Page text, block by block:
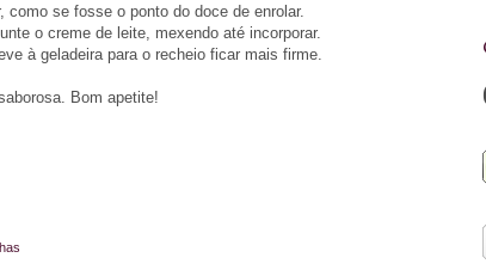
se fosse o ponto do doce de enrolar.
o creme de leite, mexendo até incorporar.
à geladeira para o recheio ficar mais firme.
Bom apetite!